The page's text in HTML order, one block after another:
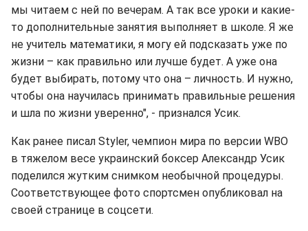
мы читаем с ней по вечерам. А так все уроки и какие-
то дополнительные занятия выполняет в школе. Я же
не учитель математики, я могу ей подсказать уже по
жизни – как правильно или лучше будет. А уже она
будет выбирать, потому что она – личность. И нужно,
чтобы она научилась принимать правильные решения
и шла по жизни уверенно", - признался Усик.
Как ранее писал Styler, чемпион мира по версии WBO
в тяжелом весе украинский боксер Александр Усик
поделился жутким снимком необычной процедуры.
Соответствующее фото спортсмен опубликовал на
своей странице в соцсети.